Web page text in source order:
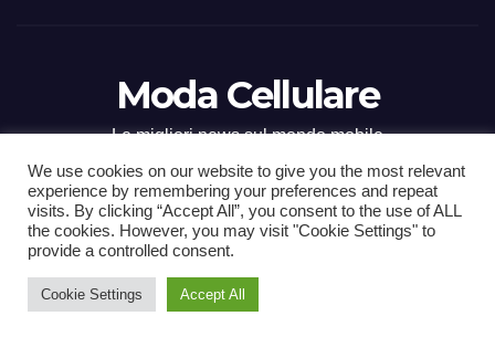
Moda Cellulare
Le migliori news sul mondo mobile
Proudly powered by WordPress| Tema: Newsup diThemeansar
Home ContactCONTATTI
We use cookies on our website to give you the most relevant
experience by remembering your preferences and repeat
visits. By clicking “Accept All”, you consent to the use of ALL
the cookies. However, you may visit "Cookie Settings" to
provide a controlled consent.
Cookie Settings Accept All